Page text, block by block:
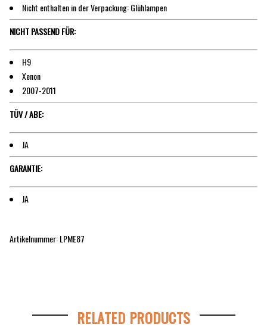
Nicht enthalten in der Verpackung: Glühlampen
NICHT PASSEND FÜR:
H9
Xenon
2007-2011
TÜV / ABE:
JA
GARANTIE:
JA
Artikelnummer: LPME87
RELATED PRODUCTS